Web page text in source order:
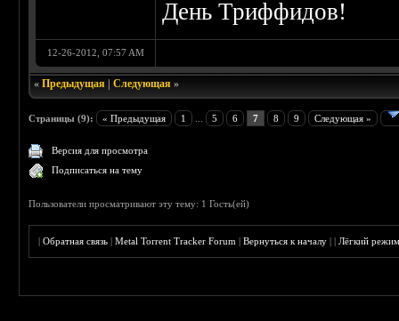
День Триффидов!
12-26-2012, 07:57 AM
«Предыдущая |Следующая »
Страницы (9): « Предыдущая 1 5 6 7 8 9 Следующая »
Версия для просмотра
Подписаться на тему
Пользователи просматривают эту тему: 1 Гость(ей)
|Обратная связь |Metal Torrent Tracker Forum |Вернуться к началу ||Лёгкий